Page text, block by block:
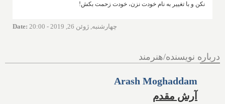
نکن و با تغییر به نام خودت نزن، خودت زحمت بکش!
Date: چهارشنبه, ژوئن 26, 2019 - 20:00
درباره نویسنده/هنرمند
Arash Moghaddam
آرش مقدم